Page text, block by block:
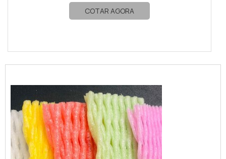
COTAR AGORA